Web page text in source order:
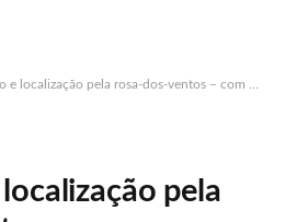
pela rosa-dos-ventos – com habilidades BNCC
pela